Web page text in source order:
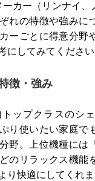
カー（リンナイ、
れの特徴や強みに
ーごとに得意分野
にしてみてください
徴・強み
トップクラスのシ
り使いたい家庭で
野。上位機種には
のリラックス機能
り快適にしてくれま